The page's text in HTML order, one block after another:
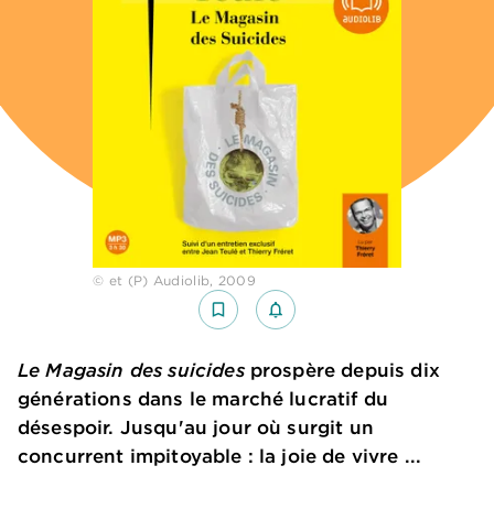
© et (P) Audiolib, 2009
bookmark_border notifications_none_outlined
Le Magasin des suicidesprospère depuis dix
générations dans le marché lucratif du
désespoir. Jusqu'au jour où surgit un
concurrent impitoyable : la joie de vivre ...